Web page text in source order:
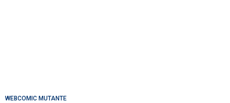
WEBCOMIC MUTANTE